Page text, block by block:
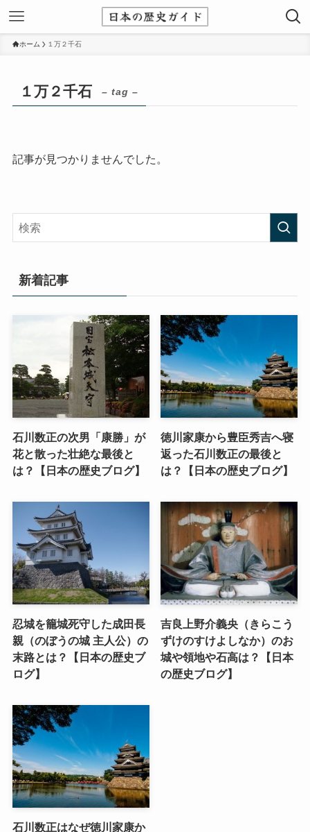
ホーム １万２千石
１万２千石 – tag –
記事が見つかりませんでした。
新着記事
石川数正の次男「康勝」が
花と散った壮絶な最後と
は？【日本の歴史ブログ】
徳川家康から豊臣秀吉へ寝
返った石川数正の最後と
は？【日本の歴史ブログ】
忍城を籠城死守した成田長
親（のぼうの城 主人公）の
末路とは？【日本の歴史ブ
ログ】
吉良上野介義央（きらこう
ずけのすけよしなか）のお
城や領地や石高は？【日本
の歴史ブログ】
石川数正はなぜ徳川家康か